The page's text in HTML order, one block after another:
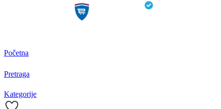
Početna
Pretraga
Kategorije